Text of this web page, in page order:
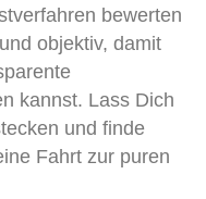
bewerten
objektiv, damit
kannst. Lass Dich
und finde
Fahrt zur puren